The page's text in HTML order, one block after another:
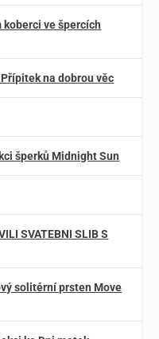
ve špercích
na dobrou věc
šperků Midnight Sun
SVATEBNI SLIB S
solitérní prsten Move